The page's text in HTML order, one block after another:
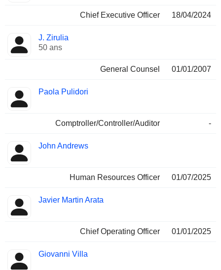
Chief Executive Officer 18/04/2024
J. Zirulia
50 ans
General Counsel 01/01/2007
Paola Pulidori
Comptroller/Controller/Auditor -
John Andrews
Human Resources Officer 01/07/2025
Javier Martin Arata
Chief Operating Officer 01/01/2025
Giovanni Villa